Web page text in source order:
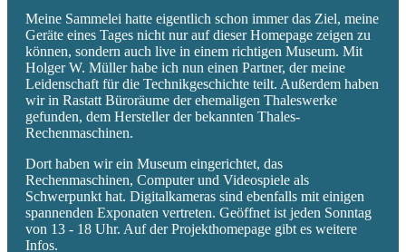
Meine Sammelei hatte eigentlich schon immer das Ziel, meine
Geräte eines Tages nicht nur auf dieser Homepage zeigen zu
können, sondern auch live in einem richtigen Museum. Mit
Holger W. Müller habe ich nun einen Partner, der meine
Leidenschaft für die Technikgeschichte teilt. Außerdem haben
wir in Rastatt Büroräume der ehemaligen Thaleswerke
gefunden, dem Hersteller der bekannten Thales-
Rechenmaschinen.
Dort haben wir ein Museum eingerichtet, das
Rechenmaschinen, Computer und Videospiele als
Schwerpunkt hat. Digitalkameras sind ebenfalls mit einigen
spannenden Exponaten vertreten. Geöffnet ist jeden Sonntag
von 13 - 18 Uhr. Auf der Projekthomepage gibt es weitere
Infos.